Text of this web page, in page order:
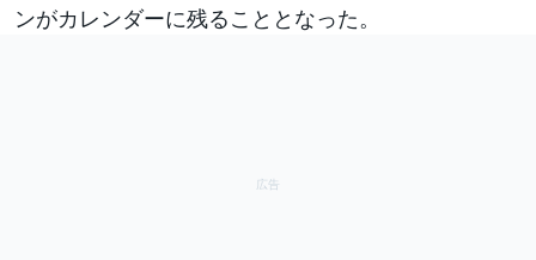
ンがカレンダーに残ることとなった。